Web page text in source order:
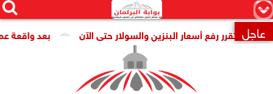
×


 عاجل بعد واقعة عمرو تقرر رفع أسعار البنزين والسولار حتى الآن